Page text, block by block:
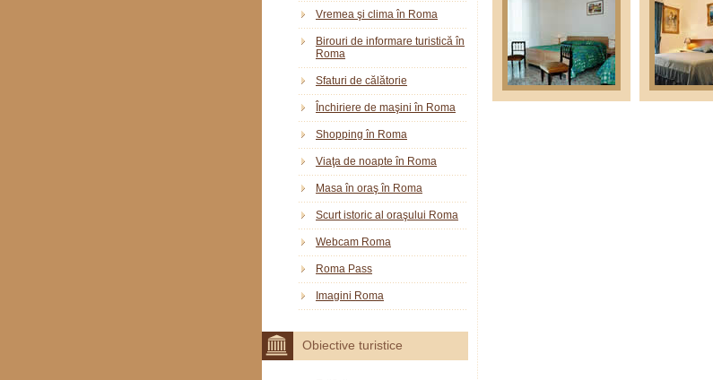
Vremea şi clima în Roma
Birouri de informare turistică în
Roma
Sfaturi de călătorie
Închiriere de maşini în Roma
Shopping în Roma
Viaţa de noapte în Roma
Masa în oraş în Roma
Scurt istoric al oraşului Roma
Webcam Roma
Roma Pass
Imagini Roma
Obiective turistice